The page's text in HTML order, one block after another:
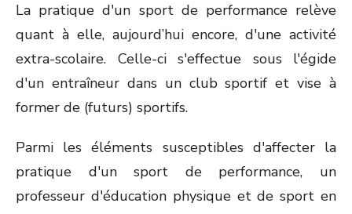
La pratique d'un sport de performance relève
quant à elle, aujourd’hui encore, d'une activité
extra-scolaire. Celle-ci s'effectue sous l'égide
d'un entraîneur dans un club sportif et vise à
former de (futurs) sportifs.
Parmi les éléments susceptibles d'affecter la
pratique d'un sport de performance, un
professeur d'éducation physique et de sport en